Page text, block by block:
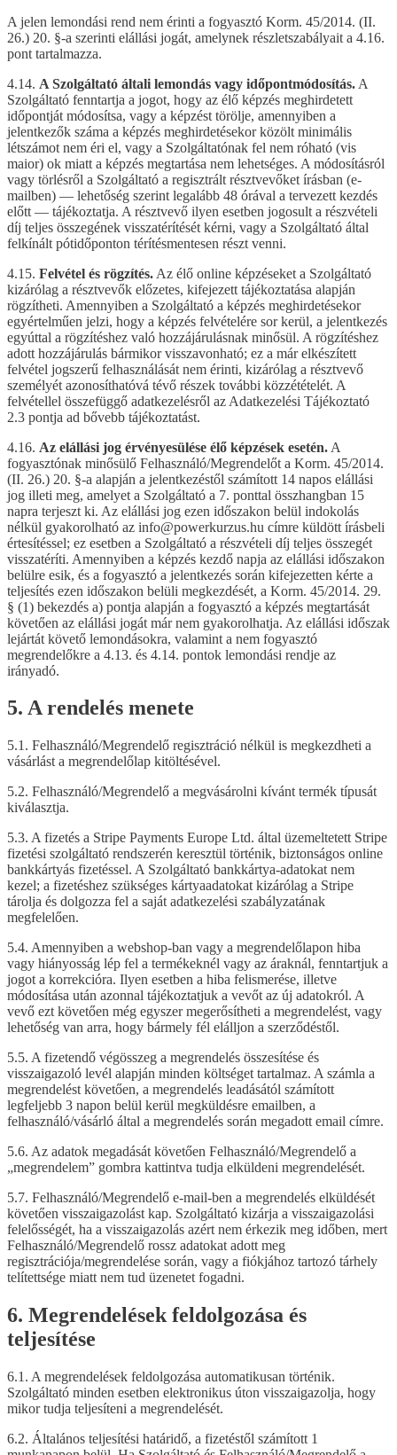
A jelen lemondási rend nem érinti a fogyasztó Korm. 45/2014. (II.
26.) 20. §-a szerinti elállási jogát, amelynek részletszabályait a 4.16.
pont tartalmazza.
4.14. A Szolgáltató általi lemondás vagy időpontmódosítás. A
Szolgáltató fenntartja a jogot, hogy az élő képzés meghirdetett
időpontját módosítsa, vagy a képzést törölje, amennyiben a
jelentkezők száma a képzés meghirdetésekor közölt minimális
létszámot nem éri el, vagy a Szolgáltatónak fel nem róható (vis
maior) ok miatt a képzés megtartása nem lehetséges. A módosításról
vagy törlésről a Szolgáltató a regisztrált résztvevőket írásban (e-
mailben) — lehetőség szerint legalább 48 órával a tervezett kezdés
előtt — tájékoztatja. A résztvevő ilyen esetben jogosult a részvételi
díj teljes összegének visszatérítését kérni, vagy a Szolgáltató által
felkínált pótidőponton térítésmentesen részt venni.
4.15. Felvétel és rögzítés. Az élő online képzéseket a Szolgáltató
kizárólag a résztvevők előzetes, kifejezett tájékoztatása alapján
rögzítheti. Amennyiben a Szolgáltató a képzés meghirdetésekor
egyértelműen jelzi, hogy a képzés felvételére sor kerül, a jelentkezés
egyúttal a rögzítéshez való hozzájárulásnak minősül. A rögzítéshez
adott hozzájárulás bármikor visszavonható; ez a már elkészített
felvétel jogszerű felhasználását nem érinti, kizárólag a résztvevő
személyét azonosíthatóvá tévő részek további közzétételét. A
felvétellel összefüggő adatkezelésről az Adatkezelési Tájékoztató
2.3 pontja ad bővebb tájékoztatást.
4.16. Az elállási jog érvényesülése élő képzések esetén. A
fogyasztónak minősülő Felhasználó/Megrendelőt a Korm. 45/2014.
(II. 26.) 20. §-a alapján a jelentkezéstől számított 14 napos elállási
jog illeti meg, amelyet a Szolgáltató a 7. ponttal összhangban 15
napra terjeszt ki. Az elállási jog ezen időszakon belül indokolás
nélkül gyakorolható az info@powerkurzus.hu címre küldött írásbeli
értesítéssel; ez esetben a Szolgáltató a részvételi díj teljes összegét
visszatéríti. Amennyiben a képzés kezdő napja az elállási időszakon
belülre esik, és a fogyasztó a jelentkezés során kifejezetten kérte a
teljesítés ezen időszakon belüli megkezdését, a Korm. 45/2014. 29.
§ (1) bekezdés a) pontja alapján a fogyasztó a képzés megtartását
követően az elállási jogát már nem gyakorolhatja. Az elállási időszak
lejártát követő lemondásokra, valamint a nem fogyasztó
megrendelőkre a 4.13. és 4.14. pontok lemondási rendje az
irányadó.
5. A rendelés menete
5.1. Felhasználó/Megrendelő regisztráció nélkül is megkezdheti a
vásárlást a megrendelőlap kitöltésével.
5.2. Felhasználó/Megrendelő a megvásárolni kívánt termék típusát
kiválasztja.
5.3. A fizetés a Stripe Payments Europe Ltd. által üzemeltetett Stripe
fizetési szolgáltató rendszerén keresztül történik, biztonságos online
bankkártyás fizetéssel. A Szolgáltató bankkártya-adatokat nem
kezel; a fizetéshez szükséges kártyaadatokat kizárólag a Stripe
tárolja és dolgozza fel a saját adatkezelési szabályzatának
megfelelően.
5.4. Amennyiben a webshop-ban vagy a megrendelőlapon hiba
vagy hiányosság lép fel a termékeknél vagy az áraknál, fenntartjuk a
jogot a korrekcióra. Ilyen esetben a hiba felismerése, illetve
módosítása után azonnal tájékoztatjuk a vevőt az új adatokról. A
vevő ezt követően még egyszer megerősítheti a megrendelést, vagy
lehetőség van arra, hogy bármely fél elálljon a szerződéstől.
5.5. A fizetendő végösszeg a megrendelés összesítése és
visszaigazoló levél alapján minden költséget tartalmaz. A számla a
megrendelést követően, a megrendelés leadásától számított
legfeljebb 3 napon belül kerül megküldésre emailben, a
felhasználó/vásárló által a megrendelés során megadott email címre.
5.6. Az adatok megadását követően Felhasználó/Megrendelő a
„megrendelem” gombra kattintva tudja elküldeni megrendelését.
5.7. Felhasználó/Megrendelő e-mail-ben a megrendelés elküldését
követően visszaigazolást kap. Szolgáltató kizárja a visszaigazolási
felelősségét, ha a visszaigazolás azért nem érkezik meg időben, mert
Felhasználó/Megrendelő rossz adatokat adott meg
regisztrációja/megrendelése során, vagy a fiókjához tartozó tárhely
telítettsége miatt nem tud üzenetet fogadni.
6. Megrendelések feldolgozása és
teljesítése
6.1. A megrendelések feldolgozása automatikusan történik.
Szolgáltató minden esetben elektronikus úton visszaigazolja, hogy
mikor tudja teljesíteni a megrendelését.
6.2. Általános teljesítési határidő, a fizetéstől számított 1